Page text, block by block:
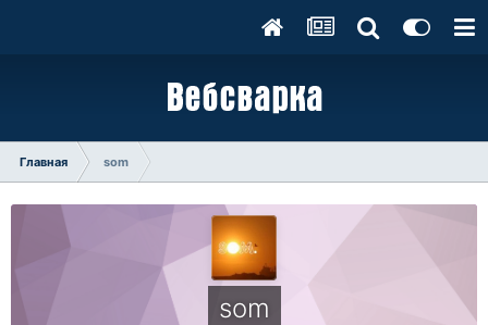
Главная som
som